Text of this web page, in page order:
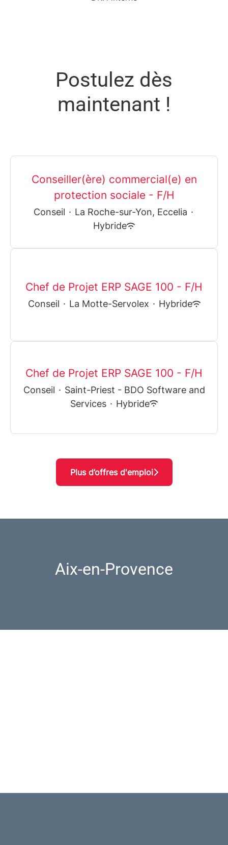
Postulez dès
maintenant !
Conseiller(ère) commercial(e) en
protection sociale - F/H
Conseil · La Roche-sur-Yon, Eccelia ·
Hybride
Chef de Projet ERP SAGE 100 - F/H
Conseil · La Motte-Servolex · Hybride
Chef de Projet ERP SAGE 100 - F/H
Conseil · Saint-Priest - BDO Software and
Services · Hybride
Plus d’offres d'emploi
Aix-en-Provence